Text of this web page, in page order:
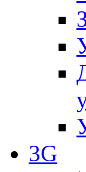
3G